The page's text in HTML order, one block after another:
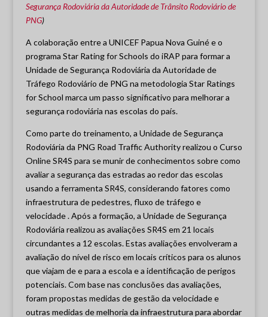
Segurança Rodoviária da Autoridade de Trânsito Rodoviário de
PNG)
A colaboração entre a UNICEF Papua Nova Guiné e o
programa Star Rating for Schools do iRAP para formar a
Unidade de Segurança Rodoviária da Autoridade de
Tráfego Rodoviário de PNG na metodologia Star Ratings
for School marca um passo significativo para melhorar a
segurança rodoviária nas escolas do país.
Como parte do treinamento, a Unidade de Segurança
Rodoviária da PNG Road Traffic Authority realizou o Curso
Online SR4S para se munir de conhecimentos sobre como
avaliar a segurança das estradas ao redor das escolas
usando a ferramenta SR4S, considerando fatores como
infraestrutura de pedestres, fluxo de tráfego e
velocidade . Após a formação, a Unidade de Segurança
Rodoviária realizou as avaliações SR4S em 21 locais
circundantes a 12 escolas. Estas avaliações envolveram a
avaliação do nível de risco em locais críticos para os alunos
que viajam de e para a escola e a identificação de perigos
potenciais. Com base nas conclusões das avaliações,
foram propostas medidas de gestão da velocidade e
outras medidas de melhoria da infraestrutura para abordar